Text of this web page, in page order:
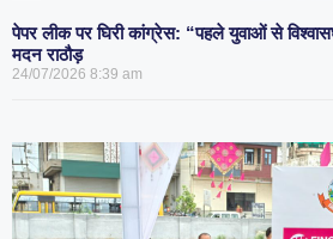
पेपर लीक पर घिरी कांग्रेस: “पहले युवाओं से
मदन राठौड़
24/07/2026 8:39 am